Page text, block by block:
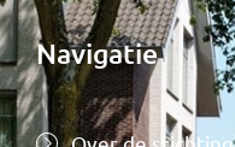
Navigatie